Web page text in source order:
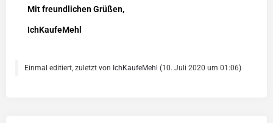
Mit freundlichen Grüßen,
IchKaufeMehl
Einmal editiert, zuletzt von IchKaufeMehl (10. Juli 2020 um 01:06)